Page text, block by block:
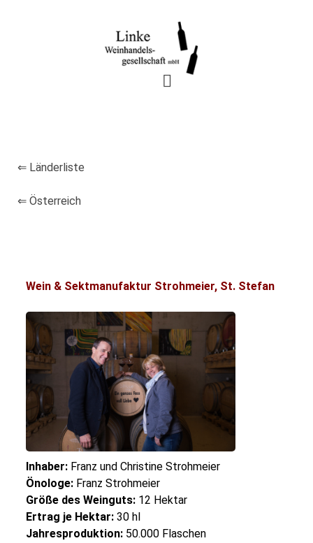
⇐ Länderliste
⇐ Österreich
Wein & Sektmanufaktur Strohmeier, St. Stefan
Inhaber: Franz und Christine Strohmeier
Önologe: Franz Strohmeier
Größe des Weinguts: 12 Hektar
Ertrag je Hektar: 30 hl
Jahresproduktion: 50.000 Flaschen